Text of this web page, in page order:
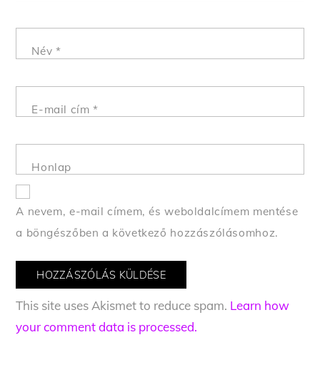
Név *
E-mail cím*
Honlap
A nevem, e-mail címem, és weboldalcímem mentése
a böngészőben a következő hozzászólásomhoz.
This site uses Akismet to reduce spam. Learn how
your comment data is processed.